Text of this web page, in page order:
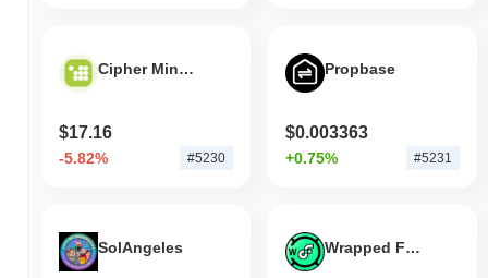
Cipher Mining Tokenized Stock (Ondo)
$17.16
-5.82% #5230
Propbase
$0.003363
+0.75% #5231
SolAngeles Wrapped Flow